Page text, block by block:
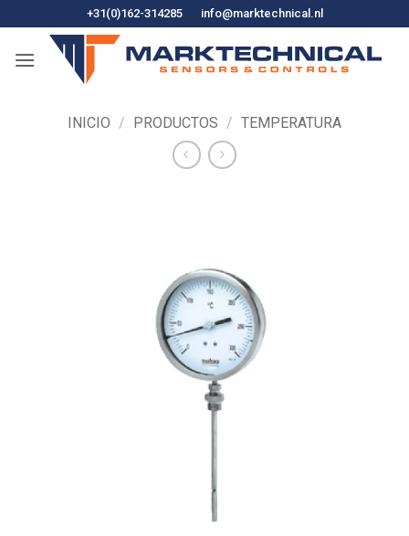
al
contenido
+31(0)162-314285 info@marktechnical.nl
INICIO / PRODUCTOS / TEMPERATURA